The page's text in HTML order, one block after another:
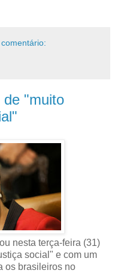
de "muito
nesta terça-feira (31)
social" e com um
os brasileiros no